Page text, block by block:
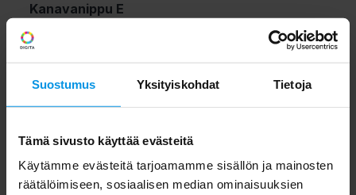
Suostumus Yksityiskohdat Tietoja
Tämä sivusto käyttää evästeitä
Käytämme evästeitä tarjoamamme sisällön ja mainosten
räätälöimiseen, sosiaalisen median ominaisuuksien
Kanavanippu E
Sub, Liv, Jim, AlfaTV, Hero, INEZ, MT, One Way
TV, Iskuri.net, C More Max, Estradi, PulseaTV